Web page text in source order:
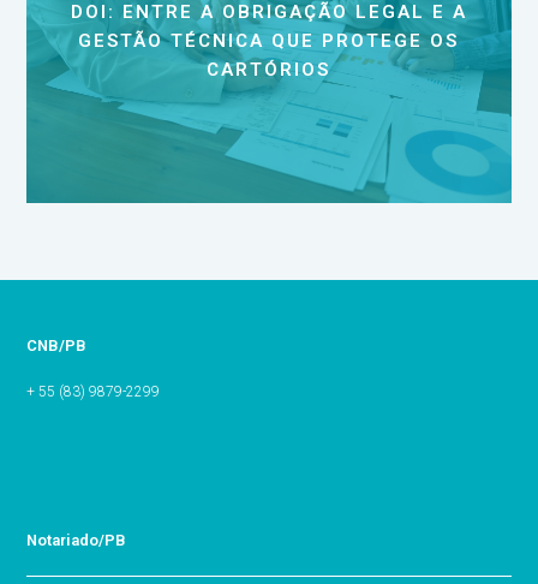
DOI: ENTRE A OBRIGAÇÃO LEGAL E A
GESTÃO TÉCNICA QUE PROTEGE OS
CARTÓRIOS
CNB/PB
+ 55 (83) 9879-2299
Notariado/PB